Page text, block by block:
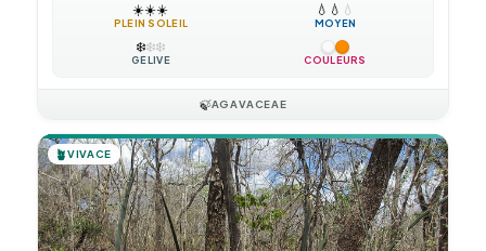
☀️☀️☀️
PLEIN SOLEIL
💧 💧 💧
MOYEN
❄️❄️❄️
GÉLIVE COULEURS
🍃AGAVACEAE
🪴VIVACE